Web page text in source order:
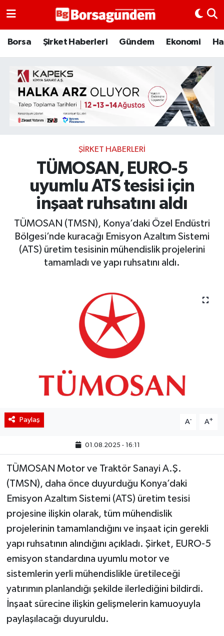
Borsa Şirket Haberleri Gündem Ekonomi
ŞIRKET HABERLERI
TÜMOSAN, EURO-5
uyumlu ATS tesisi için
inşaat ruhsatını aldı
TÜMOSAN (TMSN), Konya’daki Özel Endüstri
Bölgesi’nde kuracağı Emisyon Azaltım Sistemi
(ATS) üretim tesisinin mühendislik projelerini
tamamladı ve yapı ruhsatını aldı.
Paylaş A- A+
01.08.2025 - 16:11
TÜMOSAN Motor ve Traktör Sanayi A.Ş.
(TMSN), daha önce duyurduğu Konya’daki
Emisyon Azaltım Sistemi (ATS) üretim tesisi
projesine ilişkin olarak, tüm mühendislik
projelerinin tamamlandığını ve inşaat için gerekli
yapı ruhsatının alındığını açıkladı. Şirket, EURO-5
emisyon standardına uyumlu motor ve
sistemlerin yerli mühendislikle üretileceği
yatırımın planlandığı şekilde ilerlediğini bildirdi.
İnşaat sürecine ilişkin gelişmelerin kamuoyuyla
paylaşılacağı duyuruldu.
Borsa
Emtia
Galeri
Bitcoin
Şirket Haberleri
Borsa Gundem
BIST 100 Isı Haritası
Coin Isı Haritası
Kiripto Para Piyasası
Gizlilik Sözleşmesi
Hakkımızda
İletişim